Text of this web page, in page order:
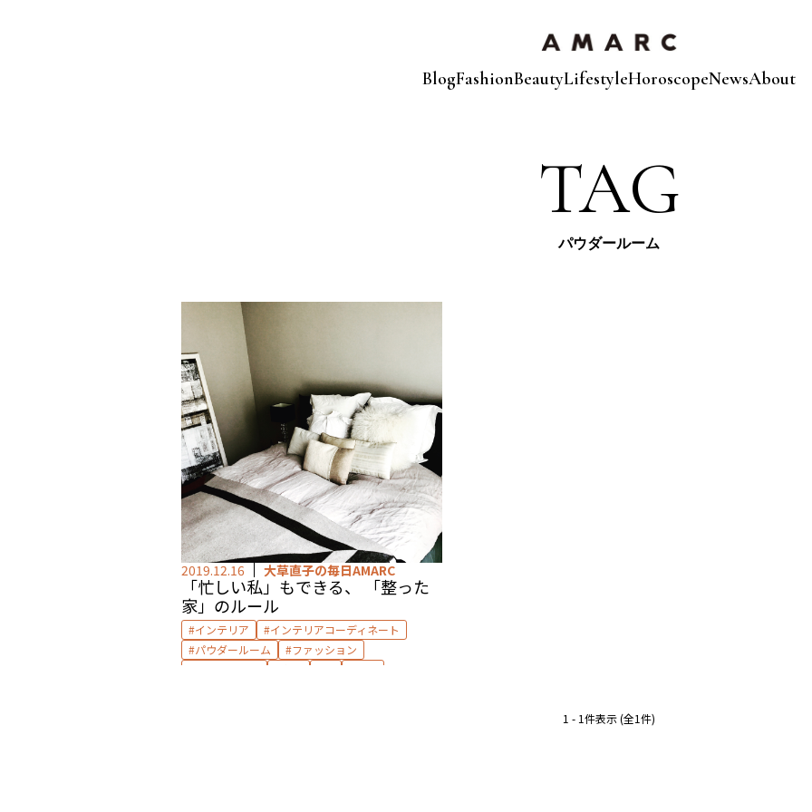
BlogFashionBeautyLifestyleHoroscopeNewsAbout
TAG
パウダールーム
2019.12.16 大草直子の毎日AMARC
「忙しい私」もできる、 「整った
家」のルール
インテリア
インテリアコーディネート
パウダールーム
ファッション
1 - 1件表示 (全1件)